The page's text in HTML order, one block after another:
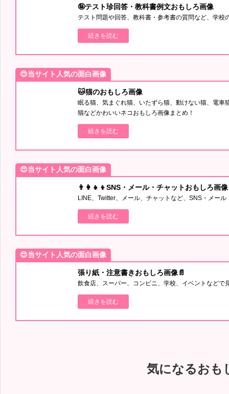
🤪テスト珍回答・教科書例文おもしろ画像
テスト問題や回答、教科書・参考書の質問など、学校
続きを読む
😍当サイト人気の面白画像
🐱猫のおもしろ画像
眠る猫、気まぐれ猫、いたずら猫、動けない猫、電
猫などかわいいネコおもしろ画像まとめ！
続きを読む
😍当サイト人気の面白画像
👨‍👩‍👧‍👦SNS・メール・チャットおもしろ画像
LINE、Twitter、メール、チャットなど、SNS・メー
続きを読む
😍当サイト人気の面白画像
張り紙・注意書きおもしろ画像📄
飲食店、スーパー、コンビニ、学校、イベントなど
続きを読む
気になるおも